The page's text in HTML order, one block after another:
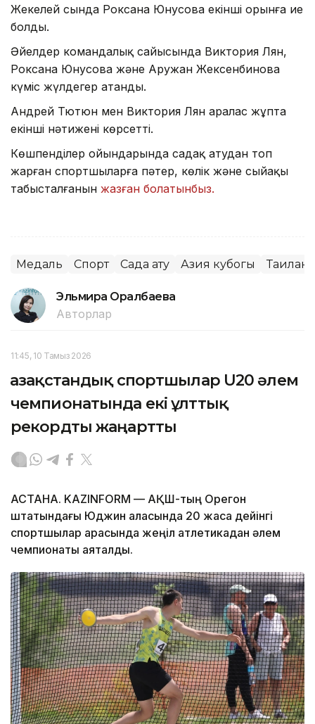
Жекелей сында Роксана Юнусова екінші орынға ие
болды.
Әйелдер командалық сайысында Виктория Лян,
Роксана Юнусова және Аружан Жексенбинова
күміс жүлдегер атанды.
Андрей Тютюн мен Виктория Лян аралас жұпта
екінші нәтижені көрсетті.
Көшпенділер ойындарында садақ атудан топ
жарған спортшыларға пәтер, көлік және сыйақы
табысталғанын жазған болатынбыз.
Медаль Спорт Садақ ату Азия кубогы
Эльмира Оралбаева
Авторлар
11:45, 10 Тамыз 2026
Қазақстандық спортшылар U20 әлем
чемпионатында екі ұлттық
рекордты жаңартты
АСТАНА. KAZINFORM — АҚШ-тың Орегон
штатындағы Юджин қаласында 20 жасқа дейінгі
спортшылар арасында жеңіл атлетикадан әлем
чемпионаты аяқталды.